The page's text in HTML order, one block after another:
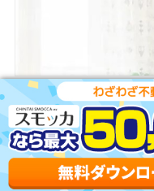
スミカがおすすめな3つ
一都三県ほぼ全ての
早朝から深夜まで相